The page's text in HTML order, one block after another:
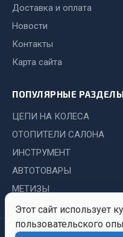
Автолампы
Вилки нагрузочные
Выключатели и
Выключатели кнопочные
Выключатель массы
Изолента
Весь раздел
Этот сайт использует
пользовательского
Доставка и оплата
Новости
Контакты
Карта сайта
ПОПУЛЯРНЫЕ РАЗДЕЛЫ
ЦЕПИ НА КОЛЕСА
ОТОПИТЕЛИ САЛОНА
ИНСТРУМЕНТ
АВТОТОВАРЫ
МЕТИЗЫ
© 2026 Иркутский Центр